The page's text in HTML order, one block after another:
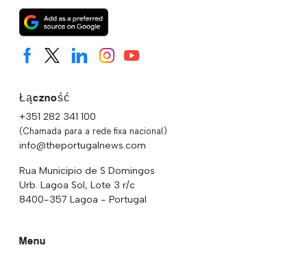
Łączność
+351 282 341 100
(Chamada para a rede fixa nacional)
info@theportugalnews.com
Rua Municipio de S Domingos
Urb. Lagoa Sol, Lote 3 r/c
8400-357 Lagoa - Portugal
Menu